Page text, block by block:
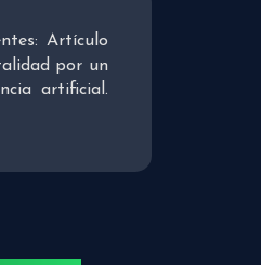
Artículo
por un
artificial.